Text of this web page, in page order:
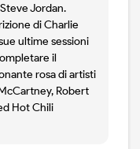
Jordan.
di Charlie
ultime sessioni
il
rosa di artisti
Robert
Hot Chili